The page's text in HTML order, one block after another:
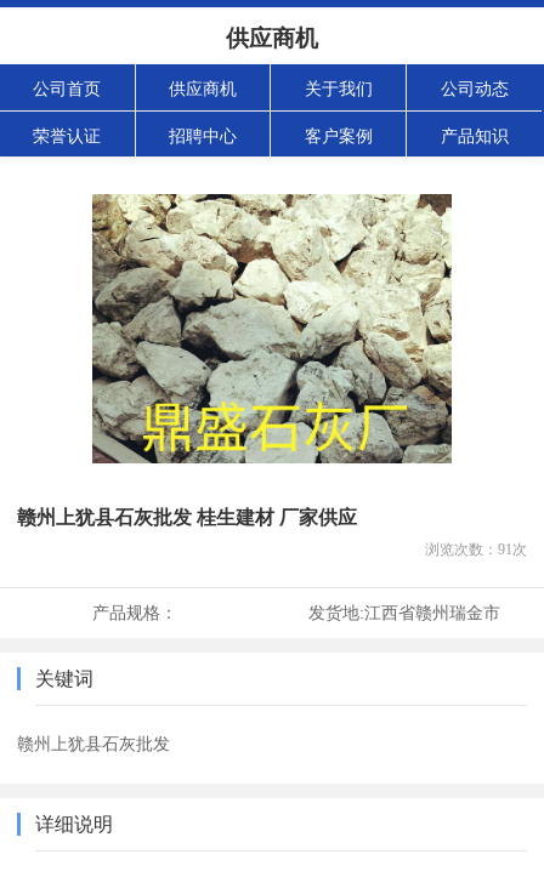
供应商机
公司首页 供应商机 关于我们 公司动态
荣誉认证 招聘中心 客户案例 产品知识
赣州上犹县石灰批发 桂生建材 厂家供应
浏览次数： 91次
产品规格： 发货地:江西省赣州瑞金市
关键词
赣州上犹县石灰批发
详细说明